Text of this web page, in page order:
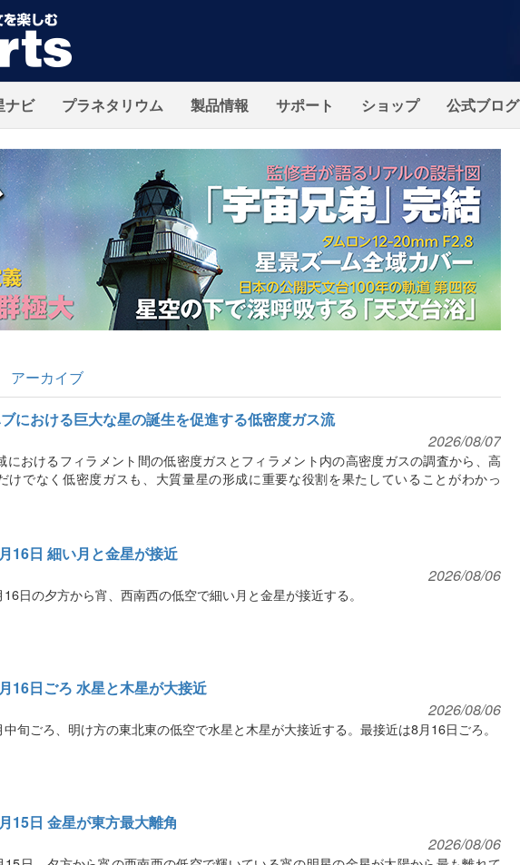
ナビ プラネタリウム 製品情報 サポート ショップ 公式ブログ
アーカイブ
における巨大な星の誕生を促進する低密度ガス流
2026/08/07
におけるフィラメント間の低密度ガスとフィラメント内の高密度ガスの調査から、高
けでなく低密度ガスも、大質量星の形成に重要な役割を果たしていることがわかっ
16日 細い月と金星が接近
2026/08/06
日の夕方から宵、西南西の低空で細い月と金星が接近する。
16日ごろ 水星と木星が大接近
2026/08/06
旬ごろ、明け方の東北東の低空で水星と木星が大接近する。最接近は8月16日ごろ。
15日 金星が東方最大離角
2026/08/06